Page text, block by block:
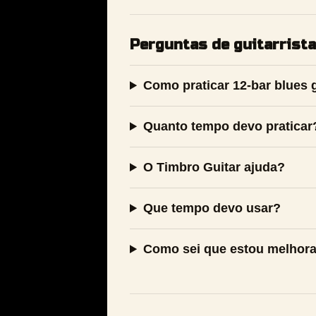
Perguntas de
Como praticar 12-bar blues
Quanto tempo devo
O Timbro Guitar ajuda?
Que tempo devo usar?
Como sei que estou